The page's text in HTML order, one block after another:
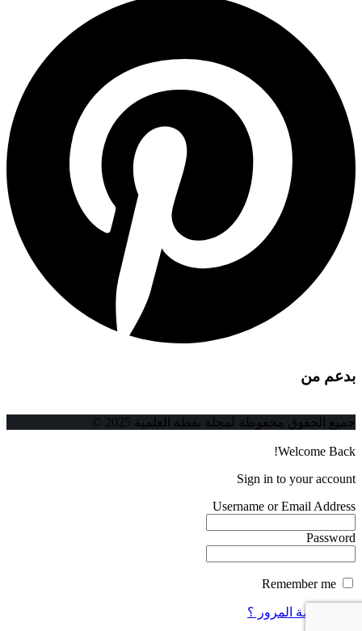
بدعم من
جميع الحقوق محفوظة لمجلة نقطة العلمية 2025 ©
Welcome Back!
Sign in to your account
Username or Email Address
Password
فقدت كلمة المرور ؟